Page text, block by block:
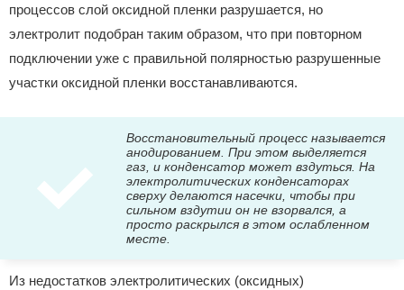
процессов слой оксидной пленки разрушается, но
электролит подобран таким образом, что при повторном
подключении уже с правильной полярностью разрушенные
участки оксидной пленки восстанавливаются.
Восстановительный процесс называется
анодированием. При этом выделяется
газ, и конденсатор может вздуться. На
электролитических конденсаторах
сверху делаются насечки, чтобы при
сильном вздутии он не взорвался, а
просто раскрылся в этом ослабленном
месте.
Из недостатков электролитических (оксидных)